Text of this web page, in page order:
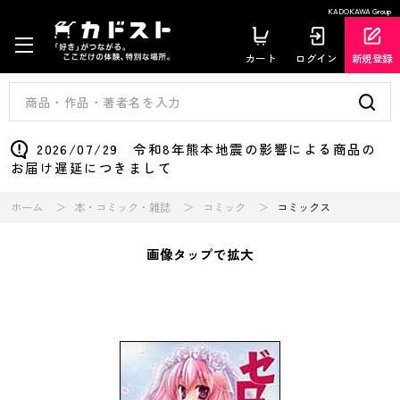
KADOKAWA Group
カート ログイン 新規登録
2026/07/29 令和8年熊本地震の影響による商品の
お届け遅延につきまして
ホーム 本・コミック・雑誌 コミック コミックス
画像タップで拡大